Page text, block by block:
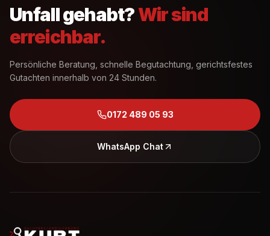
Unfall gehabt?Wir sind
erreichbar.
Persönliche Beratung, schnelle Begutachtung, gerichtsfestes
Gutachten innerhalb von 24 Stunden.
0172 489 05 93
WhatsApp Chat